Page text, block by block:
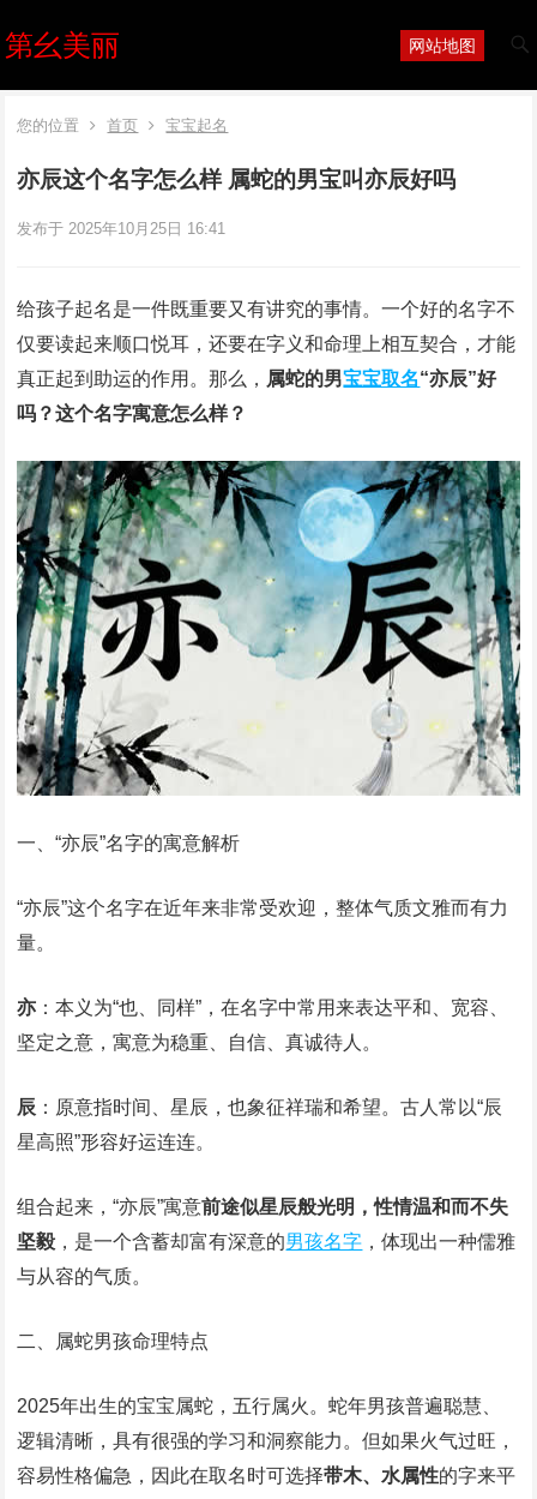
第幺美丽 网站地图
您的位置 首页 宝宝起名
亦辰这个名字怎么样 属蛇的男宝叫亦辰好吗
发布于 2025年10月25日 16:41
给孩子起名是一件既重要又有讲究的事情。一个好的名字不
仅要读起来顺口悦耳，还要在字义和命理上相互契合，才能
真正起到助运的作用。那么， 属蛇的男宝宝取名“亦辰”好
吗？这个名字寓意怎么样？
一、“亦辰”名字的寓意解析
“亦辰”这个名字在近年来非常受欢迎，整体气质文雅而有力
量。
亦 ：本义为“也、同样”，在名字中常用来表达平和、宽容、
坚定之意，寓意为稳重、自信、真诚待人。
辰 ：原意指时间、星辰，也象征祥瑞和希望。古人常以“辰
星高照”形容好运连连。
组合起来，“亦辰”寓意前途似星辰般光明，性情温和而不失
坚毅 ，是一个含蓄却富有深意的男孩名字 ，体现出一种儒雅
与从容的气质。
二、属蛇男孩命理特点
2025年出生的宝宝属蛇，五行属火。蛇年男孩普遍聪慧、
逻辑清晰，具有很强的学习和洞察能力。但如果火气过旺，
容易性格偏急，因此在取名时可选择带木、水属性的字来平